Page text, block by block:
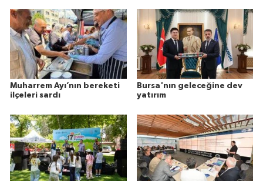
Muharrem Ayı’nın bereketi
ilçeleri sardı
Bursa'nın geleceğine dev
yatırım